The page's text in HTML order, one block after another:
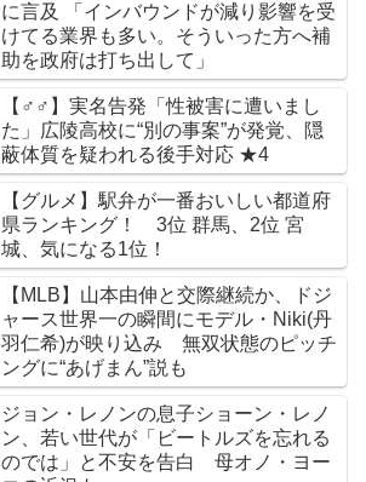
に言及 「インバウンドが減り影響を受
けてる業界も多い。そういった方へ補
助を政府は打ち出して」
【♂♂】実名告発「性被害に遭いまし
た」広陵高校に“別の事案”が発覚、隠
蔽体質を疑われる後手対応 ★4
【グルメ】駅弁が一番おいしい都道府
県ランキング！ 3位 群馬、2位 宮
城、気になる1位！
【MLB】山本由伸と交際継続か、ドジ
ャース世界一の瞬間にモデル・Niki(丹
羽仁希)が映り込み 無双状態のピッチ
ングに“あげまん”説も
ジョン・レノンの息子ショーン・レノ
ン、若い世代が「ビートルズを忘れる
のでは」と不安を告白 母オノ・ヨー